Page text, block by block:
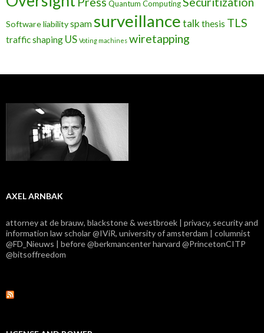
Quantum Computing
Software liabilityspamsurveillancetalk thesis TLS
traffic shaping US Voting machines wiretapping
AXEL ARNBAK
attorney at de brauw, blackstone & westbroek | privacy, security and
information law scholar @IViR, university of amsterdam | columnist
@FD_Nieuws | before @berkmancenter harvard @PrincetonCITP
@bitsoffreedom